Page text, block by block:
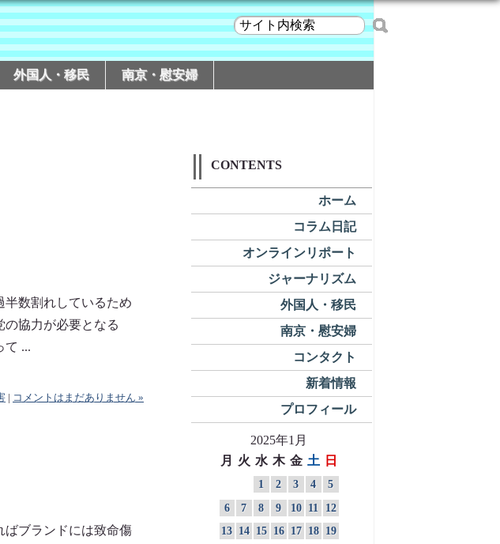
外国人・移民 南京・慰安婦
数割れしているため
の協力が必要となる
て ...
| コメントはまだありません »
ばブランドには致命傷
CONTENTS
ホーム
コラム日記
オンラインリポート
ジャーナリズム
外国人・移民
南京・慰安婦
コンタクト
新着情報
プロフィール
2025年1月
月 火 水 木 金 土 日
1 2 3 4
5
6
7 8 9 10 11
12
13 14 15 16 17 18
19